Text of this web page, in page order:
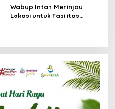
Wabup Intan Meninjau
Lokasi untuk Fasilitas